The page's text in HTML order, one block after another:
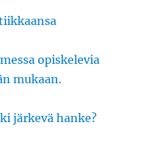
opiskelevia
mukaan.
järkevä hanke?